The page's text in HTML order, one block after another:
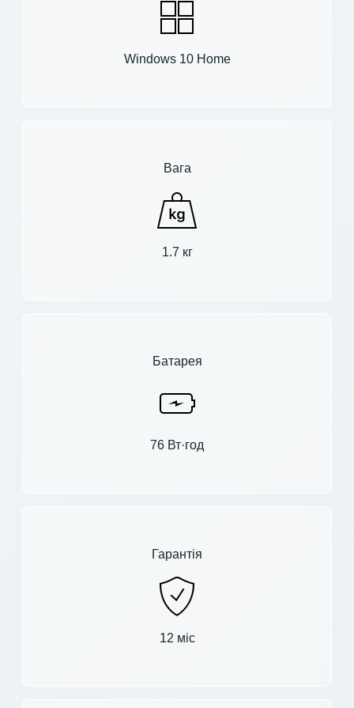
Windows 10 Home
Вага
1.7 кг
Батарея
76 Вт·год
Гарантія
12 міс